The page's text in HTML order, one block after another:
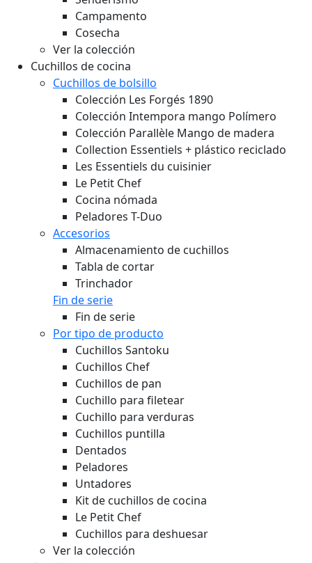
Campamento
Cosecha
Ver la colección
Cuchillos de cocina
Cuchillos de bolsillo
Colección Les Forgés 1890
Colección Intempora mango Polímero
Colección Parallèle Mango de madera
Collection Essentiels + plástico reciclado
Les Essentiels du cuisinier
Le Petit Chef
Cocina nómada
Peladores T-Duo
Accesorios
Almacenamiento de cuchillos
Tabla de cortar
Trinchador
Fin de serie
Fin de serie
Por tipo de producto
Cuchillos Santoku
Cuchillos Chef
Cuchillos de pan
Cuchillo para filetear
Cuchillo para verduras
Cuchillos puntilla
Dentados
Peladores
Untadores
Kit de cuchillos de cocina
Le Petit Chef
Cuchillos para deshuesar
Ver la colección